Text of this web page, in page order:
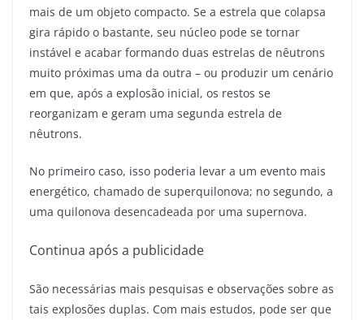
mais de um objeto compacto. Se a estrela que colapsa
gira rápido o bastante, seu núcleo pode se tornar
instável e acabar formando duas estrelas de nêutrons
muito próximas uma da outra – ou produzir um cenário
em que, após a explosão inicial, os restos se
reorganizam e geram uma segunda estrela de
nêutrons.
No primeiro caso, isso poderia levar a um evento mais
energético, chamado de superquilonova; no segundo, a
uma quilonova desencadeada por uma supernova.
Continua após a publicidade
São necessárias mais pesquisas e observações sobre as
tais explosões duplas. Com mais estudos, pode ser que